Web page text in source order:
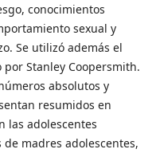
conocimientos
sexual y
Se utilizó además el
Stanley Coopersmith.
absolutos y
resumidos en
las adolescentes
madres adolescentes,